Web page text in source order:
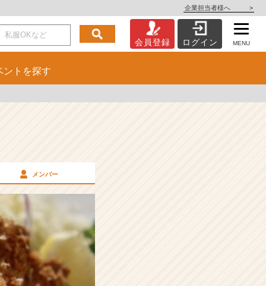
企業担当者様へ >
会員登録 ログイン MENU
ント を探す
メンバー